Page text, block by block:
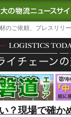
TODAY｜国
のご依頼、プレスリリ
？現場で確か